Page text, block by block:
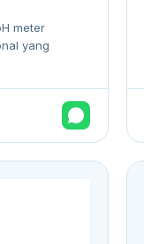
meter
yang